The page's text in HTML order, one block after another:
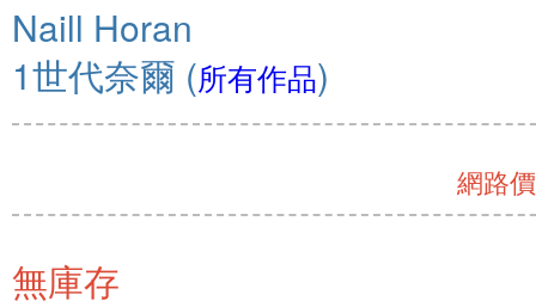
Naill Horan
1世代奈爾 (所有作品)
網路
無庫存